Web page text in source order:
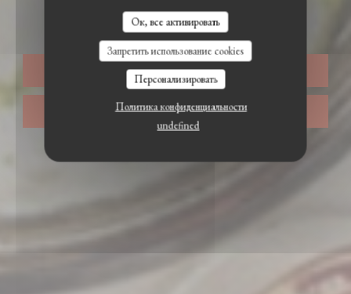
Ок, все активировать
Запретить использование cookies
Персонализировать
Политика конфиденциальности
undefined
Restaurant Alma
ЗАБРОНИРОВАТЬ СТОЛИК
НАВЫНОС
RESTAURANT ALMA